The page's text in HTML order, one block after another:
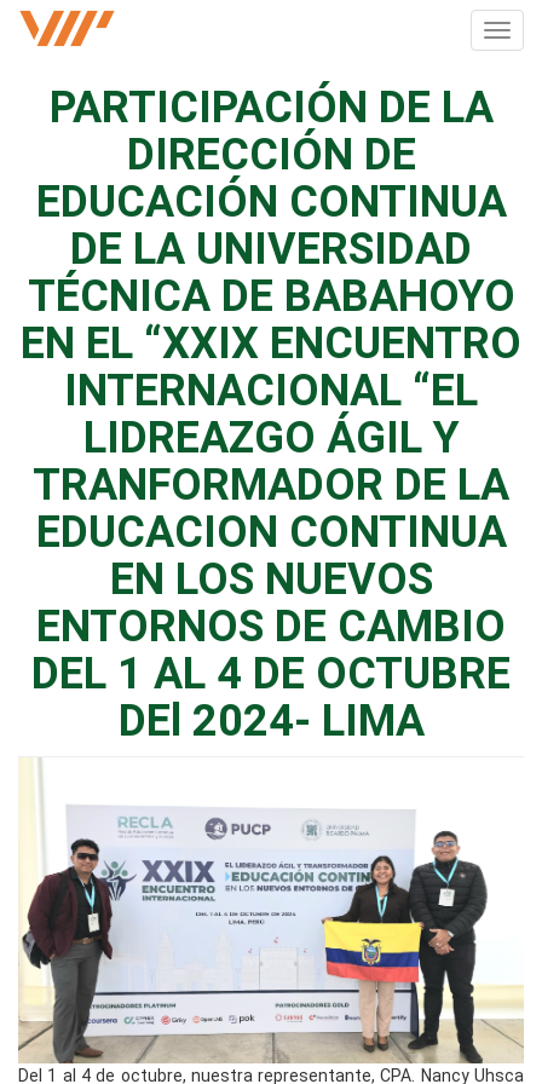
Pasar
PARTICIPACIÓN DE LA
DIRECCIÓN DE
EDUCACIÓN CONTINUA
DE LA UNIVERSIDAD
TÉCNICA DE BABAHOYO
EN EL “XXIX ENCUENTRO
INTERNACIONAL “EL
LIDREAZGO ÁGIL Y
TRANFORMADOR DE LA
EDUCACION CONTINUA
EN LOS NUEVOS
ENTORNOS DE CAMBIO
DEL 1 AL 4 DE OCTUBRE
DEl 2024- LIMA
Del 1 al 4 de octubre, nuestra representante, CPA. Nancy Uhsca